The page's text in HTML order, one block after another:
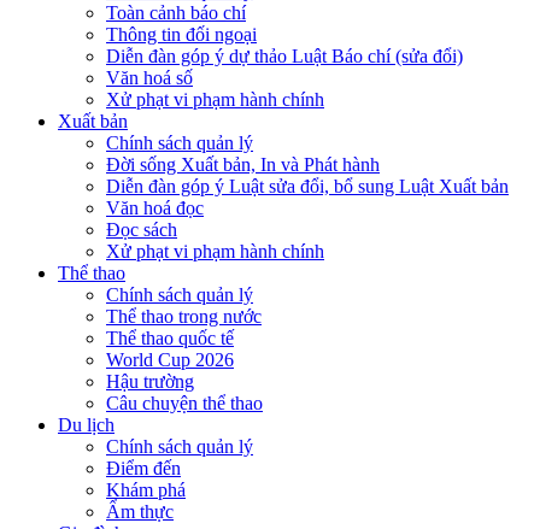
Toàn cảnh báo chí
Thông tin đối ngoại
Diễn đàn góp ý dự thảo Luật Báo chí (sửa đổi)
Văn hoá số
Xử phạt vi phạm hành chính
Xuất bản
Chính sách quản lý
Đời sống Xuất bản, In và Phát hành
Diễn đàn góp ý Luật sửa đổi, bổ sung Luật Xuất bản
Văn hoá đọc
Đọc sách
Xử phạt vi phạm hành chính
Thể thao
Chính sách quản lý
Thể thao trong nước
Thể thao quốc tế
World Cup 2026
Hậu trường
Câu chuyện thể thao
Du lịch
Chính sách quản lý
Điểm đến
Khám phá
Ẩm thực